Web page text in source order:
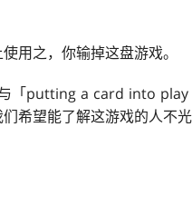
用之，你输掉这盘游戏。
「putting a card into
希望能了解这游戏的人不